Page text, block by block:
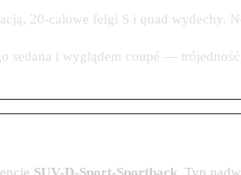
20-calowe felgi S i quad
sedana i wyglądem coupé —
SUV-D-Sport-Sportback. Typ